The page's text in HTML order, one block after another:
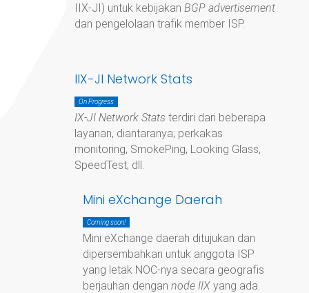
IIX-JI) untuk kebijakan BGP advertisement
dan pengelolaan trafik member ISP.
IIX-JI Network Stats
On Progress
IX-JI Network Stats terdiri dari beberapa
layanan, diantaranya; perkakas
monitoring, SmokePing, Looking Glass,
SpeedTest, dll.
Mini eXchange Daerah
Coming soon!
Mini eXchange daerah ditujukan dan
dipersembahkan untuk anggota ISP
yang letak NOC-nya secara geografis
berjauhan dengan node IIXyang ada.